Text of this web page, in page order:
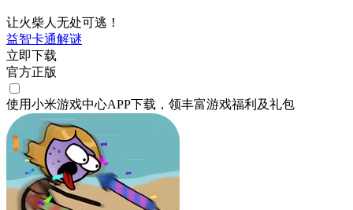
让火柴人无处可逃！
益智卡通解谜
立即下载
官方正版
使用小米游戏中心APP下载 ，领丰富游戏福利 及礼包